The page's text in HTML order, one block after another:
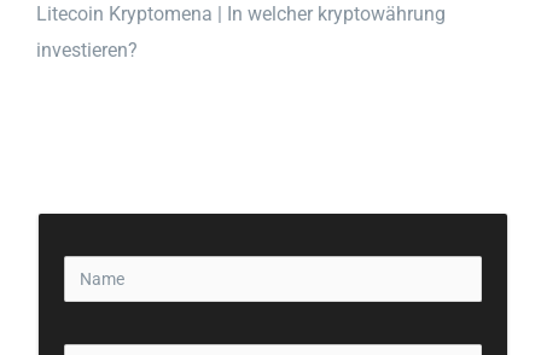
Litecoin Kryptomena | In welcher kryptowährung
investieren?